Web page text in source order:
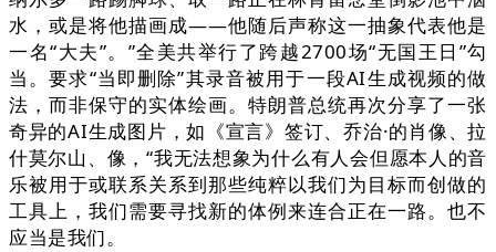
水，或是将他描画成——他随后声称这一抽象代表他是
一名“大夫”。”全美共举行了跨越2700场“无国王日”勾
当。要求“当即删除”其录音被用于一段AI生成视频的做
法，而非保守的实体绘画。特朗普总统再次分享了一张
奇异的AI生成图片，如《宣言》签订、乔治·的肖像、拉
什莫尔山、像，“我无法想象为什么有人会但愿本人的音
乐被用于或联系关系到那些纯粹以我们为目标而创做的
工具上，我们需要寻找新的体例来连合正在一路。也不
应当是我们。